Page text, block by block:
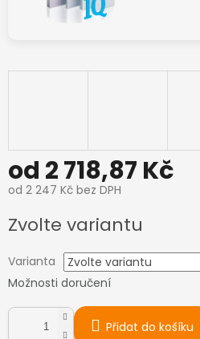
od 2 718,87 Kč
od 2 247 Kč bez DPH
cena:
Zvolte variantu
Varianta
Možnosti doručení
Přidat do košíku